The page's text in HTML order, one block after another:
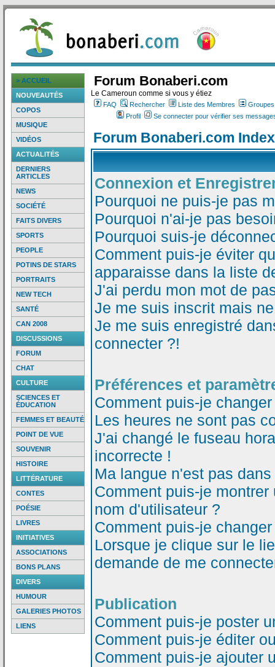
> ACCUEIL
NOUVEAUTÉS
COPOS
MUSIQUE
VIDÉOS
ACTUALITÉS
DERNIERS
ARTICLES
NEWS
SOCIÉTÉ
FAITS DIVERS
SPORTS
PEOPLE
POTINS DE STARS
PORTRAITS
NEW TECH
SANTÉ
CAN 2008
DISCUSSIONS
FORUM
CHAT
CULTURE
SCIENCES ET
ÉDUCATION
FEMMES ET BEAUTÉ
POINT DE VUE
SOUVENIR
HISTOIRE
LITTÉRATURE
CONTES
POÉSIE
LIVRES
INITIATIVES
ASSOCIATIONS
BONS PLANS
DIVERS
HUMOUR
GALERIES PHOTOS
LIENS
Forum Bonaberi.com
Le Cameroun comme si vous y étiez
FAQ Rechercher Liste des Membres
Profil
Se connecter pour vérifier ses
Forum Bonaberi.com
Connexion et
Pourquoi ne puis-je pas
Pourquoi n'ai-je pas
Pourquoi suis-je
Comment puis-je éviter
apparaisse dans la liste
J'ai perdu mon mot de
Je me suis inscrit mais
Je me suis enregistré
connecter ?!
Préférences et
Comment puis-je
Les heures ne sont pas
J'ai changé le fuseau
incorrecte !
Ma langue n'est pas
Comment puis-je
nom d'utilisateur ?
Comment puis-je
Lorsque je clique sur le
demande de me
Publication
Comment puis-je poster
Comment puis-je éditer
Comment puis-je ajouter